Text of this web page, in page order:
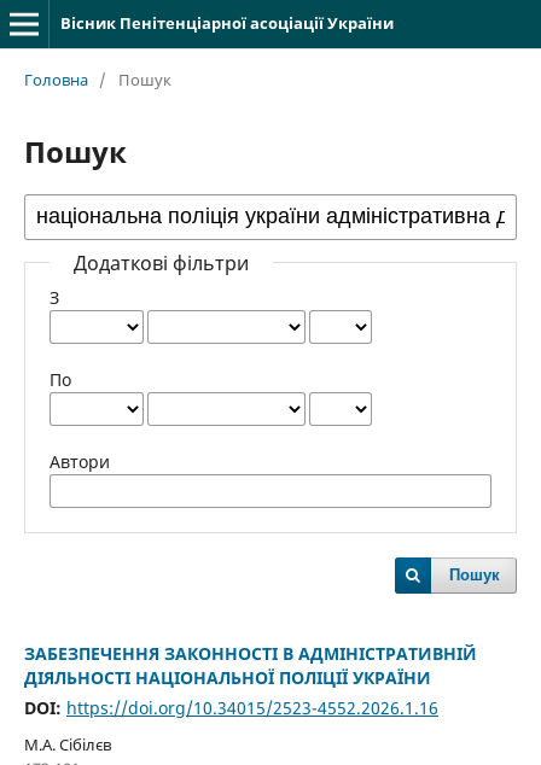
Вісник Пенітенціарної асоціації України
Головна / Пошук
Пошук
Додаткові фільтри
З
По
Автори
Пошук
ЗАБЕЗПЕЧЕННЯ ЗАКОННОСТІ В АДМІНІСТРАТИВНІЙ
ДІЯЛЬНОСТІ НАЦІОНАЛЬНОЇ ПОЛІЦІЇ УКРАЇНИ
DOI: https://doi.org/10.34015/2523-4552.2026.1.16
М.А. Сібілєв